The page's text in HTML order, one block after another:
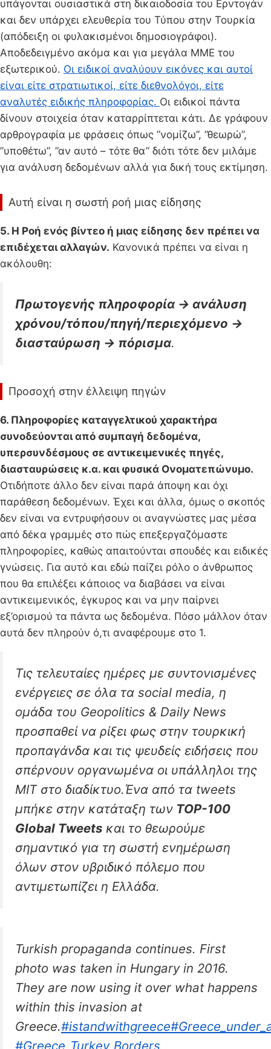
υπάγονται ουσιαστικά στη δικαιοδοσία του Ερντογάν
και δεν υπάρχει ελευθερία του Τύπου στην Τουρκία
(απόδειξη οι φυλακισμένοι δημοσιογράφοι).
Αποδεδειγμένο ακόμα και για μεγάλα ΜΜΕ του
εξωτερικού. Οι ειδικοί αναλύουν εικόνες και αυτοί
είναι είτε στρατιωτικοί, είτε διεθνολόγοι, είτε
αναλυτές ειδικής πληροφορίας. Οι ειδικοί πάντα
δίνουν στοιχεία όταν καταρρίπτεται κάτι. Δε γράφουν
αρθρογραφία με φράσεις όπως ”νομίζω”, ”θεωρώ”,
”υποθέτω”, ”αν αυτό – τότε θα” διότι τότε δεν μιλάμε
για ανάλυση δεδομένων αλλά για δική τους εκτίμηση.
Αυτή είναι η σωστή ροή μιας είδησης
5. Η Ροή ενός βίντεο ή μιας είδησης δεν πρέπει να
επιδέχεται αλλαγών. Κανονικά πρέπει να είναι η
ακόλουθη:
Πρωτογενής πληροφορία -> ανάλυση
χρόνου/τόπου/πηγή/περιεχόμενο ->
διασταύρωση -> πόρισμα.
Προσοχή στην έλλειψη πηγών
6. Πληροφορίες καταγγελτικού χαρακτήρα
συνοδεύονται από συμπαγή δεδομένα,
υπερσυνδέσμους σε αντικειμενικές πηγές,
διασταυρώσεις κ.α. και φυσικά Ονοματεπώνυμο.
Οτιδήποτε άλλο δεν είναι παρά άποψη και όχι
παράθεση δεδομένων. Έχει και άλλα, όμως ο σκοπός
δεν είναι να εντρυφήσουν οι αναγνώστες μας μέσα
από δέκα γραμμές στο πώς επεξεργαζόμαστε
πληροφορίες, καθώς απαιτούνται σπουδές και ειδικές
γνώσεις. Για αυτό και εδώ παίζει ρόλο ο άνθρωπος
που θα επιλέξει κάποιος να διαβάσει να είναι
αντικειμενικός, έγκυρος και να μην παίρνει
εξ’ορισμού τα πάντα ως δεδομένα. Πόσο μάλλον όταν
αυτά δεν πληρούν ό,τι αναφέρουμε στο 1.
Τις τελευταίες ημέρες με συντονισμένες
ενέργειες σε όλα τα social media, η
ομάδα του Geopolitics & Daily News
προσπαθεί να ρίξει φως στην τουρκική
προπαγάνδα και τις ψευδείς ειδήσεις που
σπέρνουν οργανωμένα οι υπάλληλοι της
MIT στο διαδίκτυο.Ένα από τα tweets
μπήκε στην κατάταξη των ΤΟΡ-100
Global Tweets και το θεωρούμε
σημαντικό για τη σωστή ενημέρωση
όλων στον υβριδικό πόλεμο που
αντιμετωπίζει η Ελλάδα.
Turkish propaganda continues. First
photo was taken in Hungary in 2016.
They are now using it over what happens
within this invasion at
Greece.#istandwithgreece
#Greece_Turkey_Borders